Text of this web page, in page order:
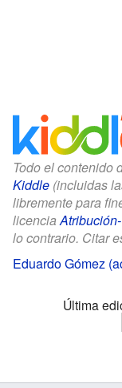
Todo el contenido
Kiddle (incluidas
libremente para
licencia
lo contrario. Citar
Eduardo Gómez
Última